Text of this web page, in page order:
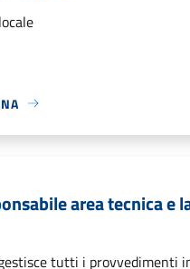
area tecnica e
tutti i provvedimenti